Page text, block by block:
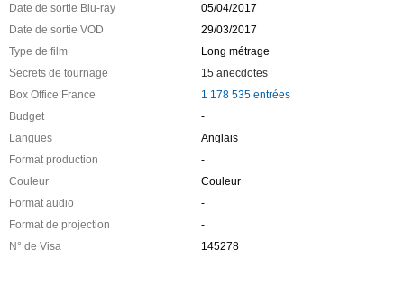
Date de sortie Blu-ray
05/04/2017
Date de sortie VOD
29/03/2017
Type de film
Long métrage
Secrets de tournage
15 anecdotes
Box Office France
1 178 535 entrées
Budget
-
Langues
Anglais
Format production
-
Couleur
Couleur
Format audio
-
Format de projection
-
N° de Visa
145278